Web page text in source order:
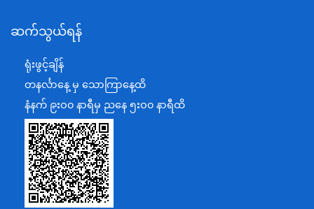
စီမံကိန်း၊ဘဏ္ဍာရေးနှင့်စက်မှုဝန်ကြီးဌာန
ရင်းနှီးမြှုပ်နှံမှုနှင့် နိုင်ငံခြားစီးပွားဆက်သွယ်ရေးဝန်ကြီးဌာန
အပြည်ပြည်ဆိုင်ရာပူးပေါင်းဆောင်ရွက်ရေးဝန်ကြီးဌာန
ပြန်ကြားရေးဝန်ကြီးဌာန
သာသနာရေးနှင့် ယဉ်ကျေးမှုဝန်ကြီးဌာန
စိုက်ပျိုးရေး၊မွေးမြူရေးနှင့်ဆည်မြောင်းဝန်ကြီးဌာန
ပို့ဆောင်ရေးနှင့်ဆက်သွယ်ရေးဝန်ကြီးဌာန
သယံဇာတနှင့်ပတ်ဝန်းကျင်ထိန်းသိမ်းရေးဝန်ကြီးဌာန
ဆက်သွယ်ရန်
ရုံးဖွင့်ချိန်
တနင်္လာနေ့ မှ သောကြာနေ့ထိ
နံနက် ၉းဝ၀ နာရီမှ ညနေ ၅းဝ၀ နာရီထိ